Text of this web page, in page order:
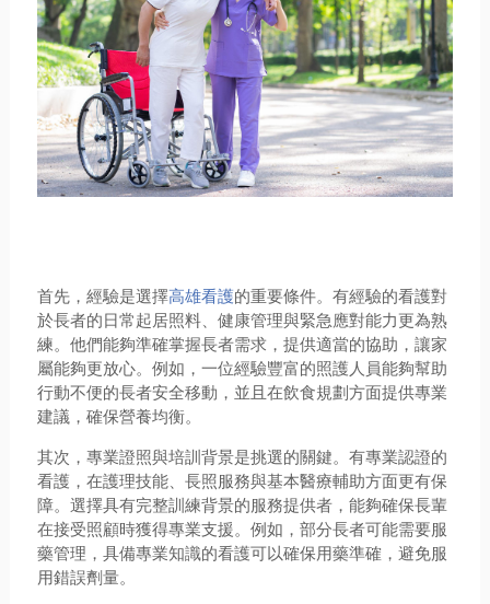
首先，經驗是選擇高雄看護的重要條件。有經驗的看護對
於長者的日常起居照料、健康管理與緊急應對能力更為熟
練。他們能夠準確掌握長者需求，提供適當的協助，讓家
屬能夠更放心。例如，一位經驗豐富的照護人員能夠幫助
行動不便的長者安全移動，並且在飲食規劃方面提供專業
建議，確保營養均衡。
其次，專業證照與培訓背景是挑選的關鍵。有專業認證的
看護，在護理技能、長照服務與基本醫療輔助方面更有保
障。選擇具有完整訓練背景的服務提供者，能夠確保長輩
在接受照顧時獲得專業支援。例如，部分長者可能需要服
藥管理，具備專業知識的看護可以確保用藥準確，避免服
用錯誤劑量。